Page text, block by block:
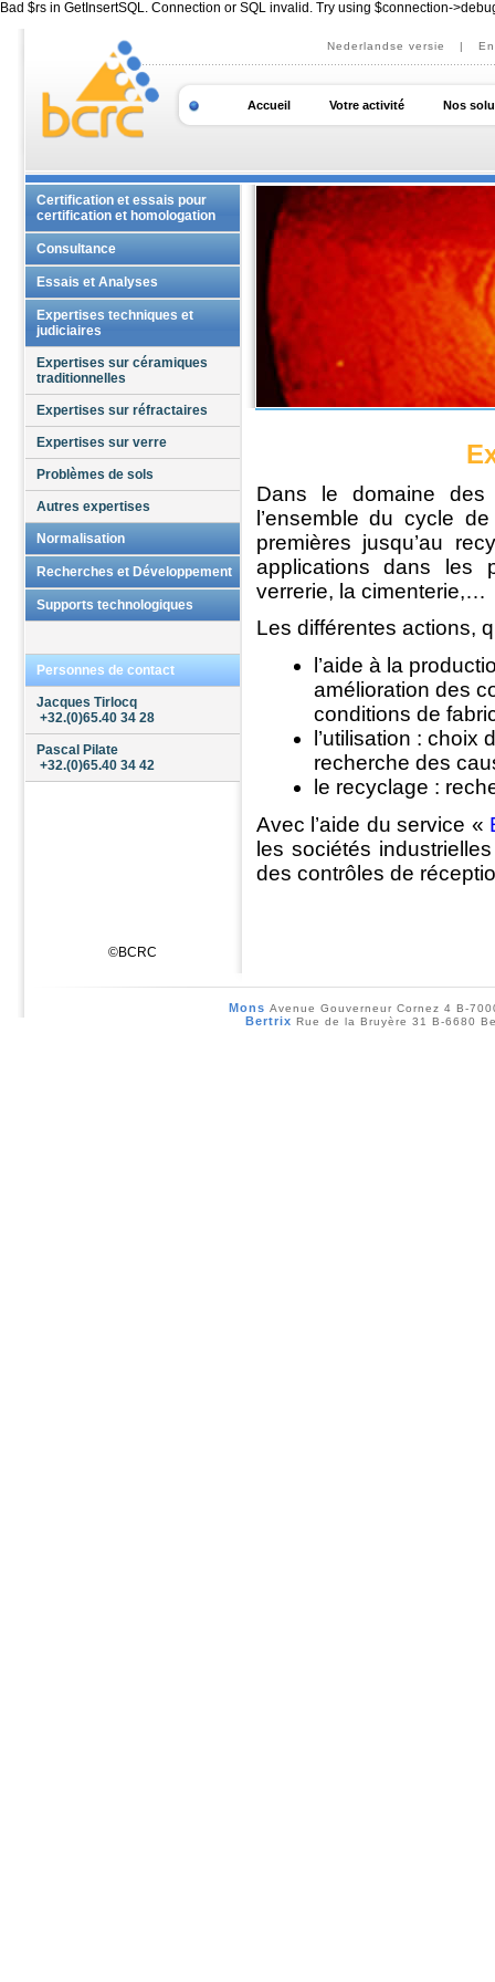
Bad $rs in GetInsertSQL. Connection or SQL invalid. Try using $connection-
Nederlandse versie |
Accueil Votre activité Nos
©BCRC
Certification et essais pour
certification et homologation
Bénorisation des tuyaux de
grès
Contrôle de lots - verre creux
Homologation de verre sécurité
pour l'industrie automobile
Homologation des écrans pour
casque de moto
Consultance
Accompagnement Qualité
Formations personnalisées
Essais et Analyses
Matériaux
Mesures optiques
Analyses physiques
Caractérisations thermiques
mécaniques et
thermomécaniques
Analyses rhéologiques et
électrochimiques
Produits
Sur articles en verre creux
Sur ciments, mortiers et
ouvrages en béton
Sur matériaux pour la
construction
Sur revêtements routiers
Sur sables et granulats
Sur vitrages et composants
Sols
Essais de sols
Mesures de pollution du
sous-sol
Expertises techniques et
judiciaires
Expertises sur céramiques
traditionnelles
Expertises sur réfractaires
Expertises sur verre
Problèmes de sols
Autres expertises
Normalisation
Antenne Normes
Opérateur Sectoriel
Recherches et Développement
Domaines de compétence
Procédés de densification
Propriétés
thermomécaniques
Propriétés fonctionnelles
Réalisation de composants
Technologies clés
Chimie douce
Supports technologiques
Personnes de contact
Jacques Tirlocq
+32.(0)65.40 34 28
Pascal Pilate
+32.(0)65.40 34 42
Dans le domaine des
l’ensemble du cycle
premières jusqu’au
applications dans les
verrerie, la cimenterie,…
Les différentes actions,
l’aide à la
amélioration des
conditions de
l’utilisation :
recherche des
le recyclage :
Avec l’aide du service «
les sociétés
des contrôles de
Mons Avenue Gouverneur Cornez 4 B-
Bertrix Rue de la Bruyère 31 B-6680